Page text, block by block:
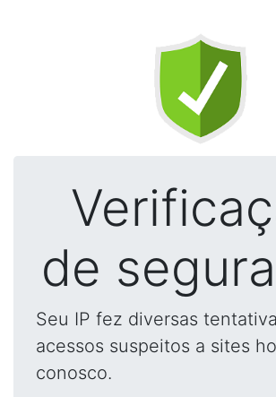
de
Seu IP fez diversas
acessos suspeitos a sites
conosco.